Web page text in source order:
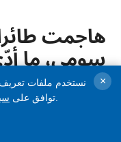
هاجمت
سومي، ما
في محطة
نستخدم ملفات تعريف
توافق على
×